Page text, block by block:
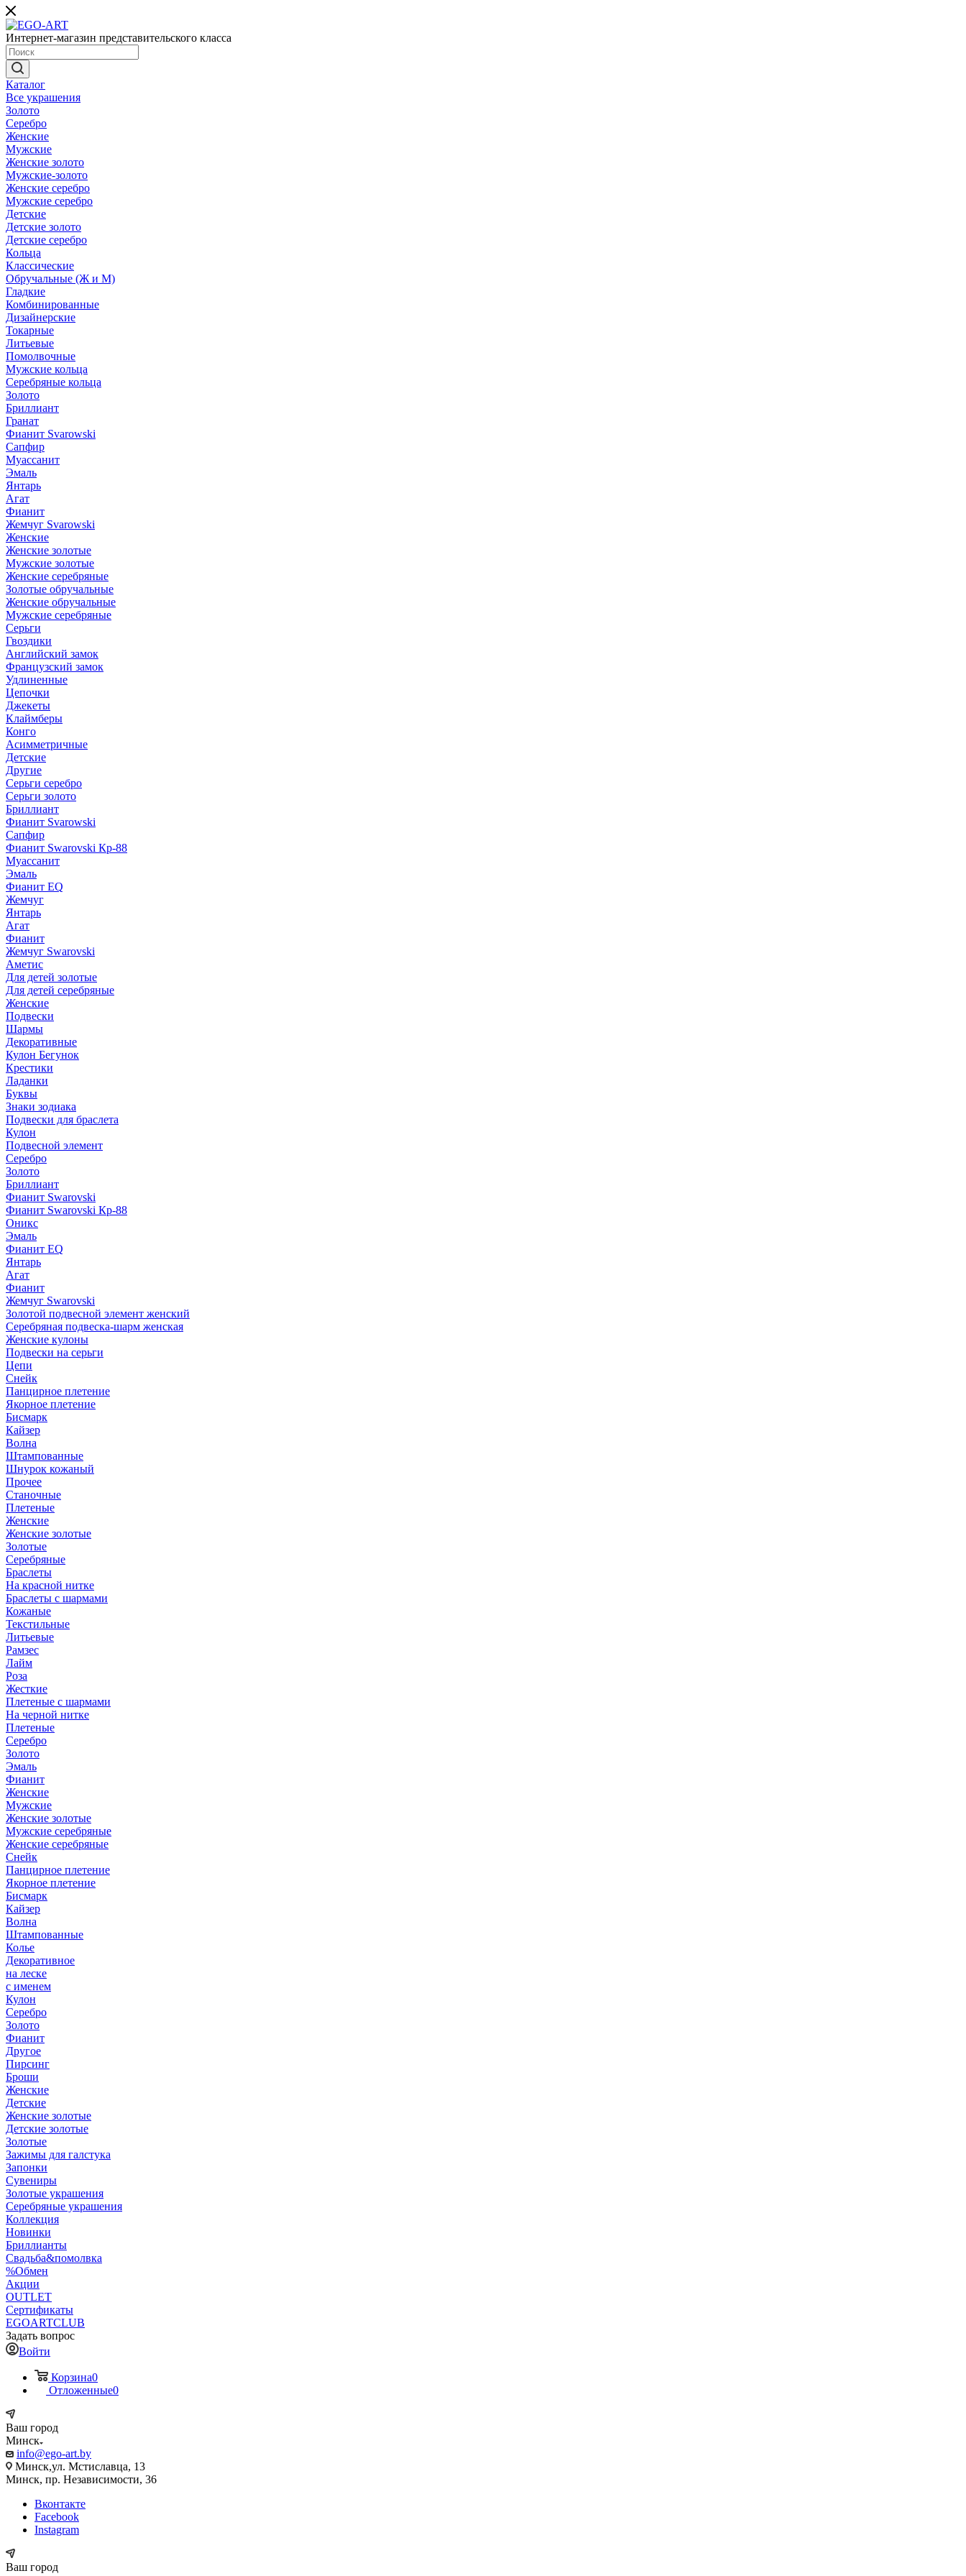
Интернет-магазин представительского класса
Каталог
Все украшения
Золото
Серебро
Женские
Мужские
Женские золото
Мужские-золото
Женские серебро
Мужские серебро
Детские
Детские золото
Детские серебро
Кольца
Классические
Обручальные (Ж и М)
Гладкие
Комбинированные
Дизайнерские
Токарные
Литьевые
Помолвочные
Мужские кольца
Серебряные кольца
Золото
Бриллиант
Гранат
Фианит Svarowski
Сапфир
Муассанит
Эмаль
Янтарь
Агат
Фианит
Жемчуг Svarowski
Женские
Женские золотые
Мужские золотые
Женские серебряные
Золотые обручальные
Женские обручальные
Мужские серебряные
Серьги
Гвоздики
Английский замок
Французский замок
Удлиненные
Цепочки
Джекеты
Клаймберы
Конго
Асимметричные
Детские
Другие
Серьги серебро
Серьги золото
Бриллиант
Фианит Svarowski
Сапфир
Фианит Swarovski Кр-88
Муассанит
Эмаль
Фианит EQ
Жемчуг
Янтарь
Агат
Фианит
Жемчуг Swarovski
Аметис
Для детей золотые
Для детей серебряные
Женские
Подвески
Шармы
Декоративные
Кулон Бегунок
Крестики
Ладанки
Буквы
Знаки зодиака
Подвески для браслета
Кулон
Подвесной элемент
Серебро
Золото
Бриллиант
Фианит Swarovski
Фианит Swarovski Кр-88
Оникс
Эмаль
Фианит EQ
Янтарь
Агат
Фианит
Жемчуг Swarovski
Золотой подвесной элемент женcкий
Серебряная подвеска-шарм женская
Женские кулоны
Подвески на серьги
Цепи
Снейк
Панцирное плетение
Якорное плетение
Бисмарк
Кайзер
Волна
Штампованные
Шнурок кожаный
Прочее
Станочные
Плетеные
Женские
Женские золотые
Золотые
Серебряные
Браслеты
На красной нитке
Браслеты с шармами
Кожаные
Текстильные
Литьевые
Рамзес
Лайм
Роза
Жесткие
Плетеные с шармами
На черной нитке
Плетеные
Серебро
Золото
Эмаль
Фианит
Женские
Мужские
Женские золотые
Мужские серебряные
Женские серебряные
Снейк
Панцирное плетение
Якорное плетение
Бисмарк
Кайзер
Волна
Штампованные
Колье
Декоративное
на леске
с именем
Кулон
Серебро
Золото
Фианит
Другое
Пирсинг
Броши
Женские
Детские
Женские золотые
Детские золотые
Золотые
Зажимы для галстука
Запонки
Сувениры
Золотые украшения
Серебряные украшения
Коллекция
Новинки
Бриллианты
Свадьба&помолвка
%Обмен
Акции
OUTLET
Сертификаты
EGOARTCLUB
Задать вопрос
Войти
Корзина0
Отложенные0
Ваш город
Минск
info@ego-art.by
Минск,ул. Мстиславца, 13
Минск, пр. Независимости, 36
Вконтакте
Facebook
Instagram
Ваш город